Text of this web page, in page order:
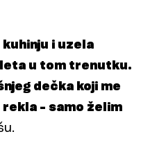
i uzela
u tom trenutku.
dečka koji me
rekla – samo želim